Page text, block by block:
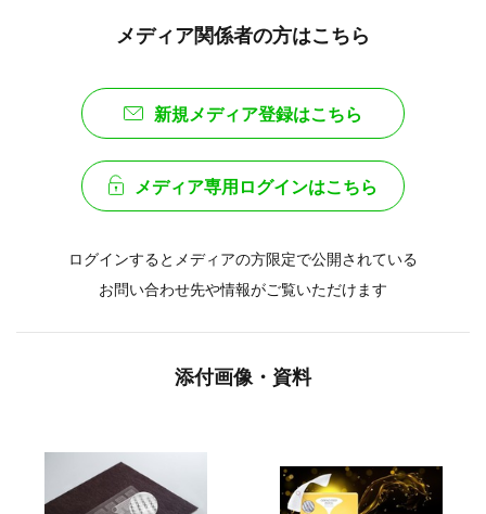
メディア関係者の方はこちら
新規メディア登録はこちら
メディア専用ログインはこちら
ログインするとメディアの方限定で公開されている
お問い合わせ先や情報がご覧いただけます
添付画像・資料